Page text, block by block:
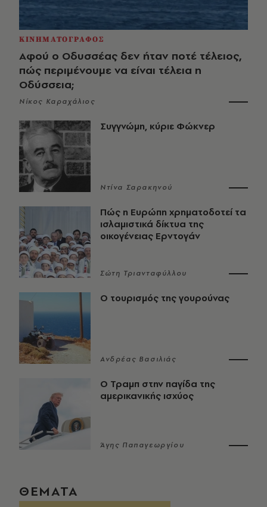
ΚΙΝΗΜΑΤΟΓΡΑΦΟΣ
Αφού ο Οδυσσέας δεν ήταν ποτέ τέλειος,
πώς περιμένουμε να είναι τέλεια η
Οδύσσεια;
Νίκος Καραχάλιος
Συγγνώμη, κύριε Φώκνερ
Ντίνα Σαρακηνού
Πώς η Ευρώπη χρηματοδοτεί τα
ισλαμιστικά δίκτυα της
οικογένειας Ερντογάν
Σώτη Τριανταφύλλου
Ο τουρισμός της γουρούνας
Ανδρέας Βασιλιάς
Ο Τραμπ στην παγίδα της
αμερικανικής ισχύος
Άγης Παπαγεωργίου
ΘΕΜΑΤΑ